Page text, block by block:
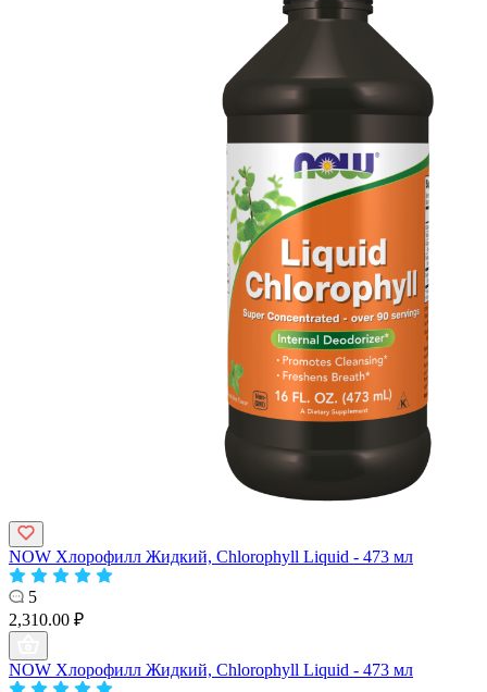
NOW Хлорофилл Жидкий, Chlorophyll Liquid - 473 мл
5
2,310.00 ₽
NOW Хлорофилл Жидкий, Chlorophyll Liquid - 473 мл